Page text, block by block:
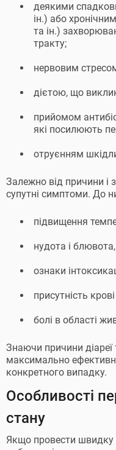
деякими
ін.) або
та ін.)
тракту;
нервовим
дієтою, що
прийомом
які посилюють
отруєнням
Залежно від причини і
супутні симптоми. До
підвищення
нудота і блювота,
ознаки
присутність
болі в області
Знаючи причини діареї
максимально
конкретного випадку.
Особливості
стану
Якщо провести швидку